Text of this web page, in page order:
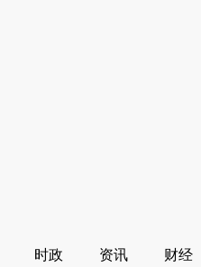
时政 资讯 财经